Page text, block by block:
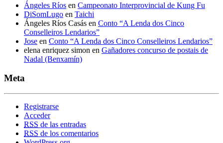
Ángeles Ríos en Campeonato Interprovincial de Kung Fu
DiSomLugo en Taichi
Ángeles Ríos Casás en Conto “A Lenda dos Cinco
Conselleiros Lendarios”
Jose en Conto “A Lenda dos Cinco Conselleiros Lendarios”
elena enriquez simon en Gañadores concurso de postais de
Nadal (Benxamín)
Meta
Registrarse
Acceder
RSS de las entradas
RSS de los comentarios